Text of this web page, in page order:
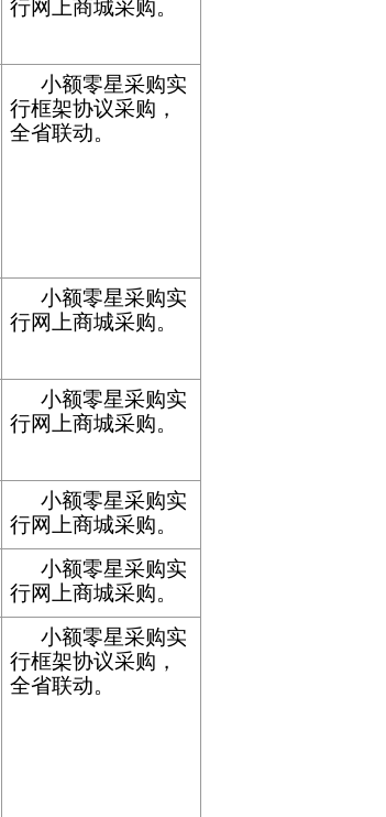
行网上商城采购。
小额零星采购实
行框架协议采购，
全省联动。
小额零星采购实
行网上商城采购。
小额零星采购实
行网上商城采购。
小额零星采购实
行网上商城采购。
小额零星采购实
行网上商城采购。
小额零星采购实
行框架协议采购，
全省联动。